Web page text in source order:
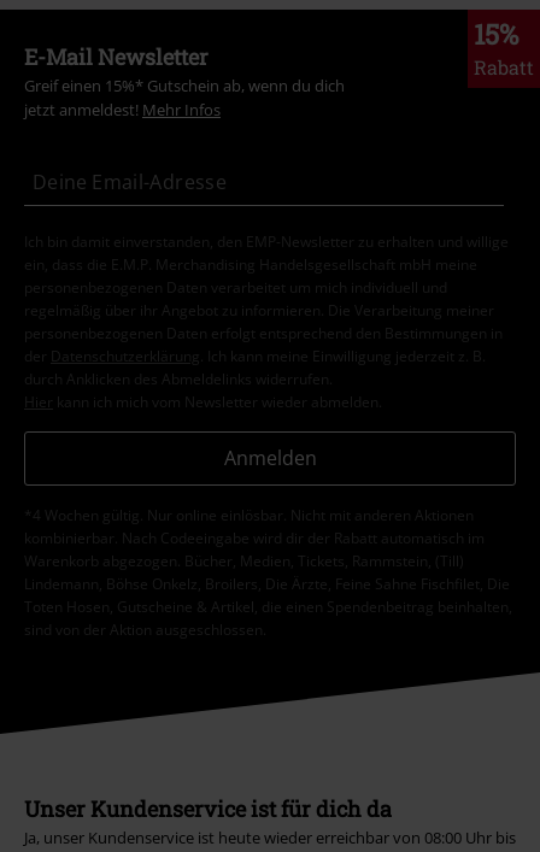
15%
Rabatt
E-Mail Newsletter
Greif einen 15%* Gutschein ab, wenn du dich
jetzt anmeldest! Mehr Infos
Ich bin damit einverstanden, den EMP-Newsletter zu erhalten und willige
ein, dass die E.M.P. Merchandising Handelsgesellschaft mbH meine
personenbezogenen Daten verarbeitet um mich individuell und
regelmäßig über ihr Angebot zu informieren. Die Verarbeitung meiner
personenbezogenen Daten erfolgt entsprechend den Bestimmungen in
der
Datenschutzerklärung
. Ich kann meine Einwilligung jederzeit z. B.
durch Anklicken des Abmeldelinks widerrufen.
Hier kann ich mich vom Newsletter wieder abmelden.
Anmelden
*4 Wochen gültig. Nur online einlösbar. Nicht mit anderen Aktionen
kombinierbar. Nach Codeeingabe wird dir der Rabatt automatisch im
Warenkorb abgezogen. Bücher, Medien, Tickets, Rammstein, (Till)
Lindemann, Böhse Onkelz, Broilers, Die Ärzte, Feine Sahne Fischfilet, Die
Toten Hosen, Gutscheine & Artikel, die einen Spendenbeitrag beinhalten,
sind von der Aktion ausgeschlossen.
Unser Kundenservice ist für dich da
Ja, unser Kundenservice ist heute wieder erreichbar von 08:00 Uhr bis